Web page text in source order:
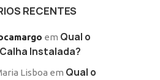
RECENTES
em Qual o
Instalada?
Lisboa em Qual o